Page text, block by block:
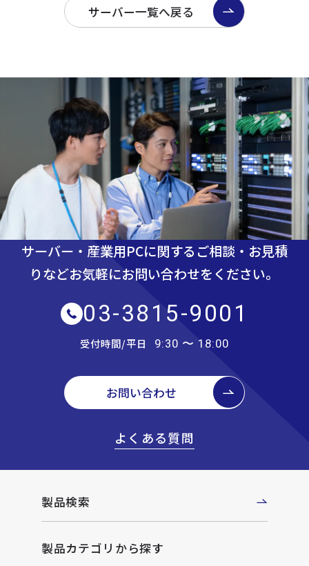
サーバー一覧へ戻る
サーバー・産業用PCに関するご相談・お見積
りなどお気軽にお問い合わせをください。
03-3815-9001
受付時間/平日 9:30 〜 18:00
お問い合わせ
よくある質問
製品検索
製品カテゴリから探す